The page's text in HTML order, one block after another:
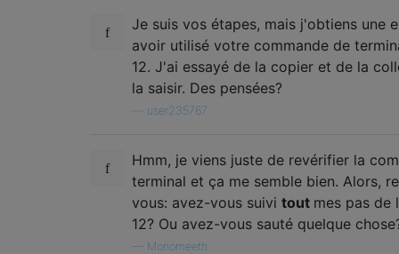
Je suis vos étapes, mais j'obtiens une
avoir utilisé votre commande de
12. J'ai essayé de la copier et de la
la saisir. Des pensées?
user235767
Hmm, je viens juste de revérifier la
terminal et ça me semble bien. Alors,
vous: avez-vous suivi tout mes pas de
12? Ou avez-vous sauté quelque
Monomeeth